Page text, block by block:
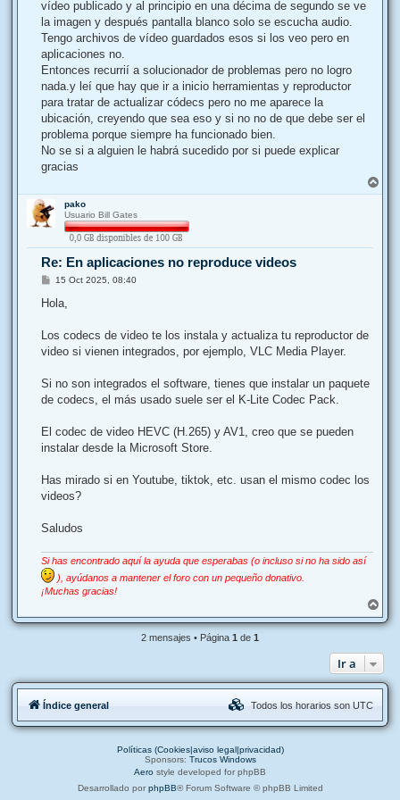
j
vídeo publicado y al principio en una décima de segundo se ve
la imagen y después pantalla blanco solo se escucha audio.
Tengo archivos de vídeo guardados esos si los veo pero en
aplicaciones no.
Entonces recurrií a solucionador de problemas pero no logro
nada.y leí que hay que ir a inicio herramientas y reproductor
para tratar de actualizar códecs pero no me aparece la
ubicación, creyendo que sea eso y si no no de que debe ser el
problema porque siempre ha funcionado bien.
No se si a alguien le habrá sucedido por si puede explicar
gracias
r
pako
Usuario Bill Gates
Re: En aplicaciones no reproduce videos
M
n
j
15 Oct 2025, 08:40
Hola,
Los codecs de video te los instala y actualiza tu reproductor de
video si vienen integrados, por ejemplo, VLC Media Player.
Si no son integrados el software, tienes que instalar un paquete
de codecs, el más usado suele ser el K-Lite Codec Pack.
El codec de video HEVC (H.265) y AV1, creo que se pueden
instalar desde la Microsoft Store.
Has mirado si en Youtube, tiktok, etc. usan el mismo codec los
videos?
Saludos
Si has encontrado aquí la ayuda que esperabas (o incluso si no ha sido así
), ayúdanos a mantener el foro con un pequeño donativo.
¡Muchas gracias!
r
r
b
2 mensajes • Página 1 de 1
Ir a
Índice general Todos los horarios son UTC
Políticas (Cookies|aviso legal|privacidad)
Sponsors: Trucos Windows
Aero style developed for phpBB
Desarrollado por phpBB® Forum Software © phpBB Limited